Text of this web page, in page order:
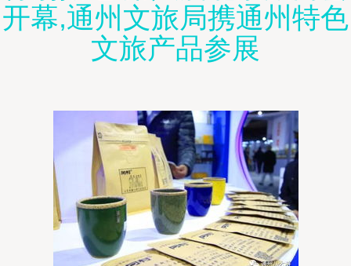
开幕,通州文旅局携通州特色
文旅产品参展